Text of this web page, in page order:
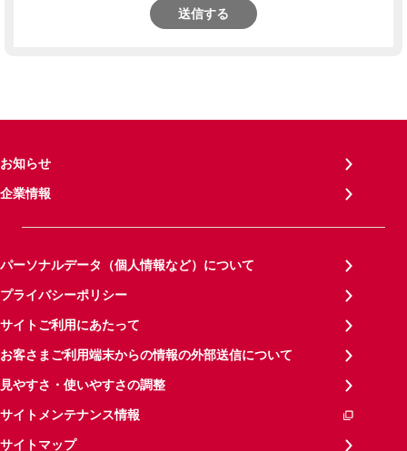
送信する
お知らせ
企業情報
パーソナルデータ（個人情報など）について
プライバシーポリシー
サイトご利用にあたって
お客さまご利用端末からの情報の外部送信について
見やすさ・使いやすさの調整
サイトメンテナンス情報
サイトマップ